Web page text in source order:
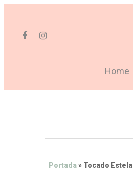
Home
Portada» Tocado Estela